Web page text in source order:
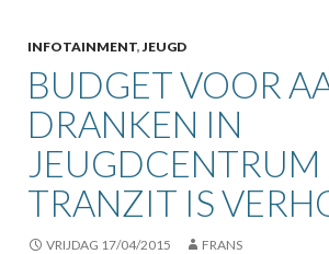
INFOTAINMENT,JEUGD
BUDGET VOOR
DRANKEN IN
JEUGDCENTRUM
TRANZIT IS
VRIJDAG 17/04/2015 FRANS